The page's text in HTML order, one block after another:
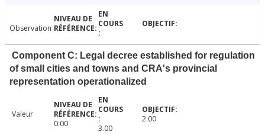
Observation
Component C: Legal decree established for regulation
of small cities and towns and CRA's provincial
representation operationalized
Valeur
0.00
3.00
2.00